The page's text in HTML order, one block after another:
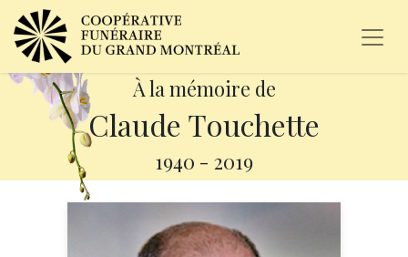
À la mémoire de
Claude Touchette
1940 - 2019